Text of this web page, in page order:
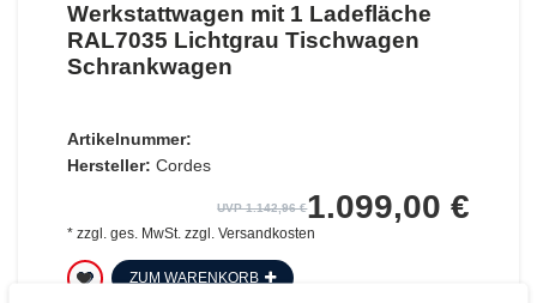
Werkstattwagen mit 1 Ladefläche
RAL7035 Lichtgrau Tischwagen
Schrankwagen
Artikelnummer:
Hersteller: Cordes
UVP 1.142,96 €1.099,00 €
* zzgl. ges. MwSt.zzgl. Versandkosten
ZUM WARENKORB